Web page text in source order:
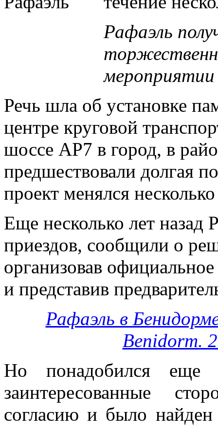
Рафаэль
мероприятии
Речь шла об установке
центре круговой
шоссе AP7 в город, в
предшествовали долгая
проект менялся
Еще несколько лет назад
приездов, сообщили о
организовав
и представив
Рафаэль в
Benidorm.
Но понадобился еще
заинтересованные
согласию и было найден